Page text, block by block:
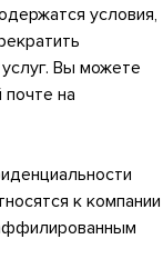
условия,
Вы можете
почте на
к компании